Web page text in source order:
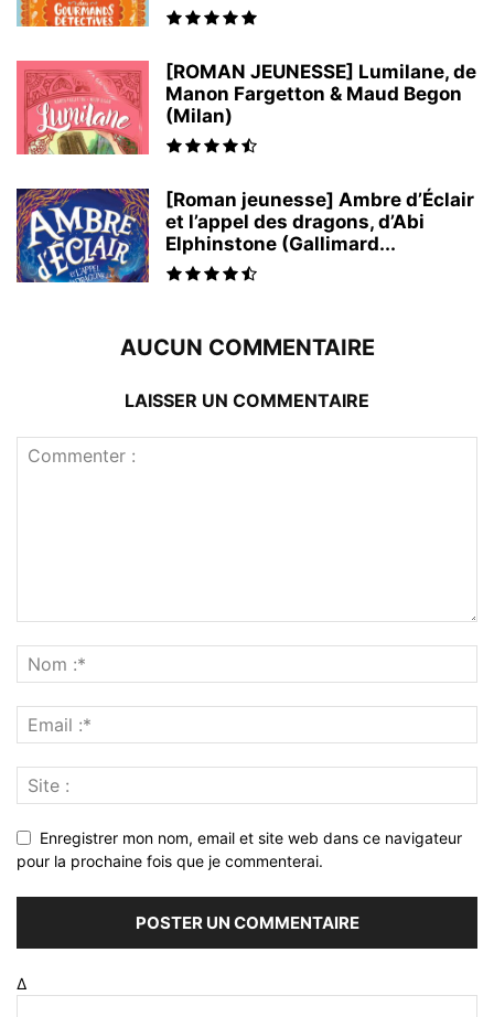
[ROMAN JEUNESSE] Lumilane, de
Manon Fargetton & Maud Begon
(Milan)
[Roman jeunesse] Ambre d’Éclair
et l’appel des dragons, d’Abi
Elphinstone (Gallimard...
AUCUN COMMENTAIRE
LAISSER UN COMMENTAIRE
Enregistrer mon nom, email et site web dans ce navigateur
pour la prochaine fois que je commenterai.
Δ